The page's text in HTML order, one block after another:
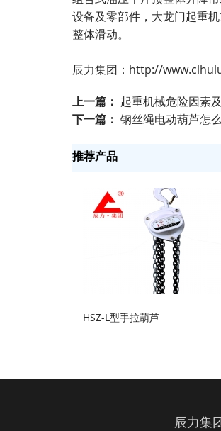
设备及零部件，大龙门起重
整体滑动。
辰力集团： http://
上一篇： 起重机械危险因素
下一篇： 钢丝绳电动葫芦怎
推荐产品
HSZ-L型手拉葫芦
辰力集